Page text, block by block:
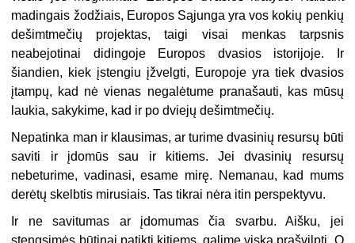
madingais žodžiais, Europos Sąjunga yra vos kokių penkių
dešimtmečių projektas, taigi visai menkas tarpsnis
neabejotinai didingoje Europos dvasios istorijoje. Ir
šiandien, kiek įstengiu įžvelgti, Europoje yra tiek dvasios
įtampų, kad nė vienas negalėtume pranašauti, kas mūsų
laukia, sakykime, kad ir po dviejų dešimtmečių.
Nepatinka man ir klausimas, ar turime dvasinių resursų būti
saviti ir įdomūs sau ir kitiems. Jei dvasinių resursų
nebeturime, vadinasi, esame mirę. Nemanau, kad mums
derėtų skelbtis mirusiais. Tas tikrai nėra itin perspektyvu.
Ir ne savitumas ar įdomumas čia svarbu. Aišku, jei